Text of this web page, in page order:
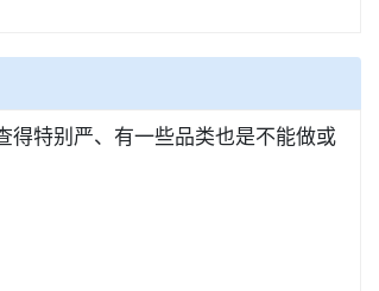
得特别严、有一些品类也是不能做或